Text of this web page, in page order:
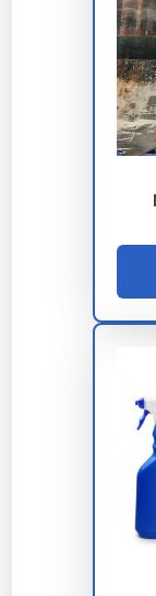
para
Tipos
qual com
Fatores
Envase
Quais